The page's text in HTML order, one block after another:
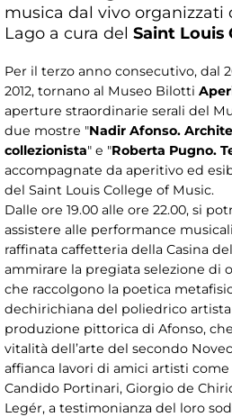
musica dal vivo organizzati
Lago a cura del Saint Louis
Per il terzo anno consecutivo, dal
2012, tornano al Museo Bilotti
aperture straordinarie serali del
due mostre "Nadir Afonso.
collezionista" e "Roberta Pugno.
accompagnate da aperitivo ed
del Saint Louis College of Music.
Dalle ore 19.00 alle ore 22.00, si
assistere alle performance
raffinata caffetteria della Casina
ammirare la pregiata selezione di
che raccolgono la poetica
dechirichiana del poliedrico
produzione pittorica di Afonso,
vitalità dell’arte del secondo
affianca lavori di amici artisti come
Candido Portinari, Giorgio de
Legér, a testimonianza del loro